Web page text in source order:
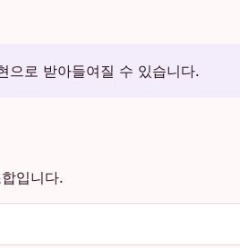
으로 받아들여질 수 있습니다.
입니다.